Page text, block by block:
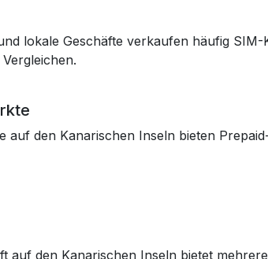
lokale Geschäfte verkaufen häufig
den Kanarischen Inseln bieten
den Kanarischen Inseln bietet